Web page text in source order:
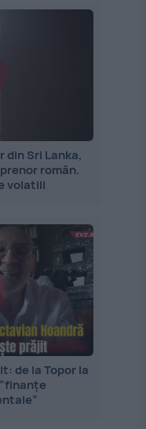
Sri Lanka,
român.
volatili
de la Topor la